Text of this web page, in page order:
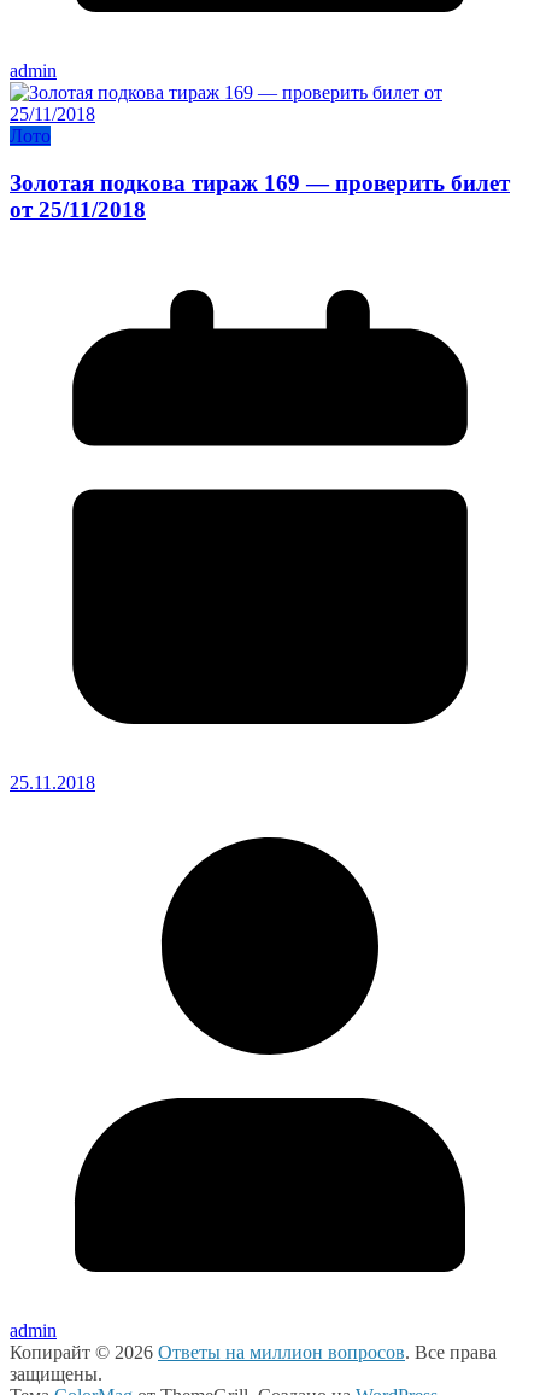
admin
Лото
Золотая подкова тираж 169 — проверить билет
от 25/11/2018
25.11.2018
admin
Копирайт © 2026 Ответы на миллион вопросов. Все права
защищены.